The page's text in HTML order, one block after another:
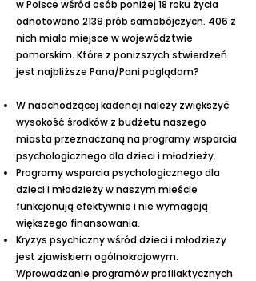
w Polsce wśród osób poniżej 18 roku życia
odnotowano 2139 prób samobójczych. 406 z
nich miało miejsce w województwie
pomorskim. Które z poniższych stwierdzeń
jest najbliższe Pana/Pani poglądom?
W nadchodzącej kadencji należy zwiększyć
wysokość środków z budżetu naszego
miasta przeznaczaną na programy wsparcia
psychologicznego dla dzieci i młodzieży.
Programy wsparcia psychologicznego dla
dzieci i młodzieży w naszym mieście
funkcjonują efektywnie i nie wymagają
większego finansowania.
Kryzys psychiczny wśród dzieci i młodzieży
jest zjawiskiem ogólnokrajowym.
Wprowadzanie programów profilaktycznych